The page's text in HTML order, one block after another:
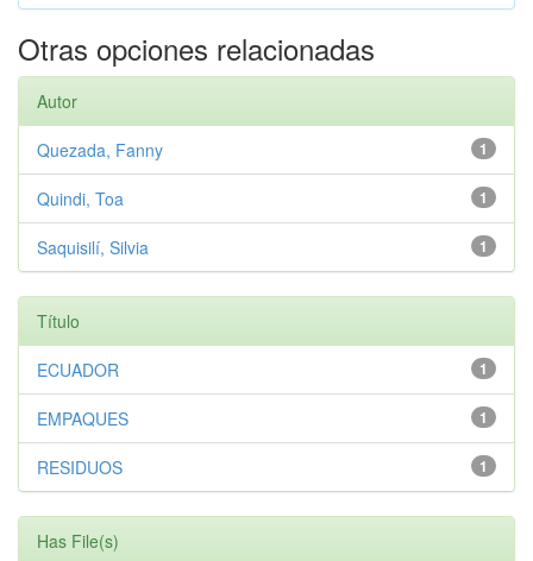
Otras opciones relacionadas
Autor
1
Quezada, Fanny
1
Quindi, Toa
1
Saquisilí, Silvia
Título
1
ECUADOR
1
EMPAQUES
1
RESIDUOS
Has File(s)